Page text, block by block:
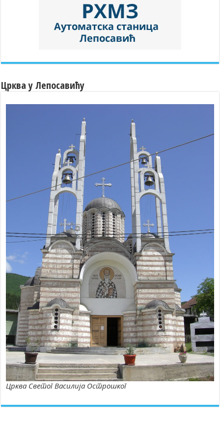
Црква у Лепосавићу
Црква Светог Василија Острошког